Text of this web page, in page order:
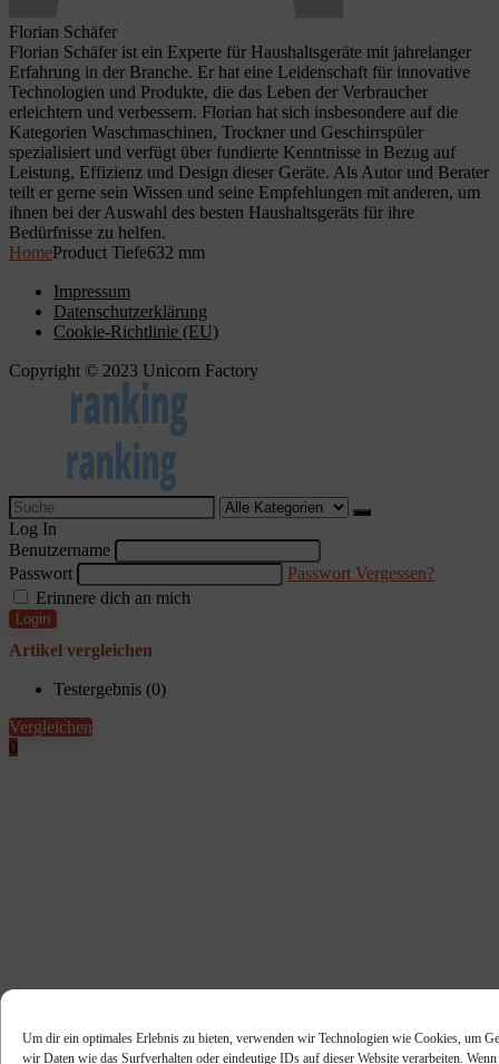
Um dir ein optimales Erlebnis zu bieten, verwenden wir Technologien wie Cookies, um
wir Daten wie das Surfverhalten oder eindeutige IDs auf dieser Website verarbeiten.
Florian Schäfer
Florian Schäfer ist ein Experte für Haushaltsgeräte mit jahrelanger
Erfahrung in der Branche. Er hat eine Leidenschaft für innovative
Technologien und Produkte, die das Leben der Verbraucher
erleichtern und verbessern. Florian hat sich insbesondere auf die
Kategorien Waschmaschinen, Trockner und Geschirrspüler
spezialisiert und verfügt über fundierte Kenntnisse in Bezug auf
Leistung, Effizienz und Design dieser Geräte. Als Autor und Berater
teilt er gerne sein Wissen und seine Empfehlungen mit anderen, um
ihnen bei der Auswahl des besten Haushaltsgeräts für ihre
Bedürfnisse zu helfen.
HomeProduct Tiefe632 mm
Impressum
Datenschutzerklärung
Cookie-Richtlinie (EU)
Copyright © 2023 Unicorn Factory
Search
for:
Log In
Benutzername
Passwort
Passwort Vergessen?
Erinnere dich an mich
Login
Artikel vergleichen
Testergebnis (0)
Vergleichen
0